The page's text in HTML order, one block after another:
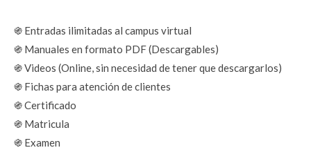
֍ Entradas ilimitadas al campus virtual
֍ Manuales en formato PDF (Descargables)
֍ Videos (Online, sin necesidad de tener que descargarlos)
֍ Fichas para atención de clientes
֍ Certificado
֍ Matricula
֍ Examen